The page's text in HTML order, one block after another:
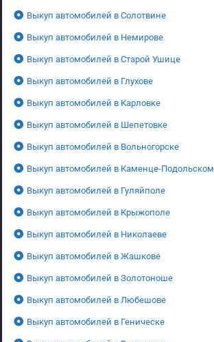
Выкуп автомобилей в Солотвине
Выкуп автомобилей в Немирове
Выкуп автомобилей в Старой Ушице
Выкуп автомобилей в Глухове
Выкуп автомобилей в Карловке
Выкуп автомобилей в Шепетовке
Выкуп автомобилей в Вольногорске
Выкуп автомобилей в Каменце-Подольском
Выкуп автомобилей в Гуляйполе
Выкуп автомобилей в Крыжополе
Выкуп автомобилей в Николаеве
Выкуп автомобилей в Жашкове
Выкуп автомобилей в Золотоноше
Выкуп автомобилей в Любешове
Выкуп автомобилей в Геническе